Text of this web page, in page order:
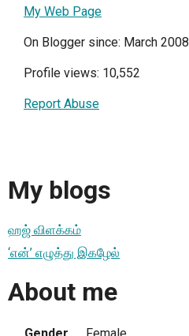
My Web Page
On Blogger since: March 2008
Profile views: 10,552
Report Abuse
My blogs
ஹஜ் விளக்கம்
‘என்’ எழுத்து இகழேல்
About me